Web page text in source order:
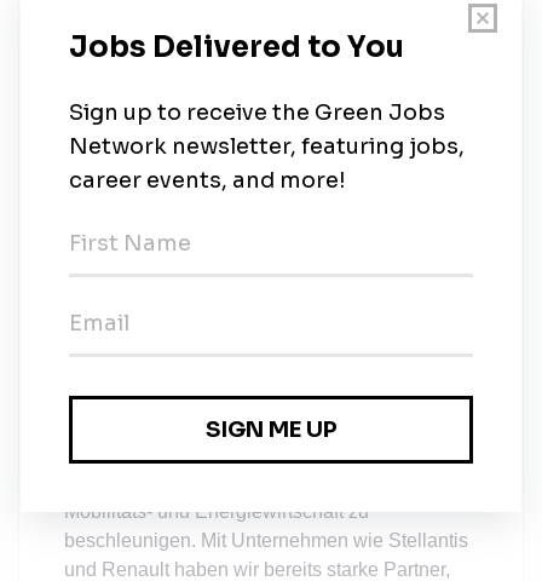
unter cmartini@v-er.eu zur Verfügung.
Über uns
Bei Vulcan vereint uns die Idee einer
nachhaltigeren und unabhängigeren Energie-
und Rohstoffversorgung für Europa. Wir sind
Lithiumgewinnung und haben dafür eine
innovative und zukunftsweisende Technologie
entwickelt. Dafür bringen wir Talente und
arbeiten mit Herzblut und voller Leidenschaft an
der Planung und am Bau von Geothermie- und
Mobilitäts- und Energiewirtschaft zu
beschleunigen. Mit Unternehmen wie Stellantis
und Renault haben wir bereits starke Partner,